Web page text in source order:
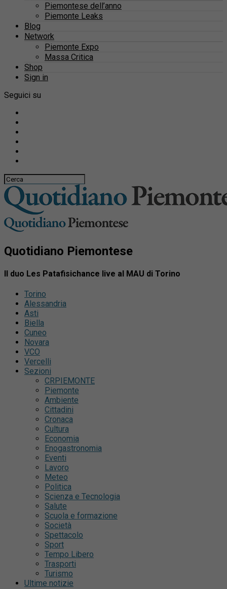
Piemontese dell’anno
Piemonte Leaks
Blog
Network
Piemonte Expo
Massa Critica
Shop
Sign in
Seguici su
Quotidiano Piemontese
Il duo Les Patafisichance live al MAU di Torino
Torino
Alessandria
Asti
Biella
Cuneo
Novara
VCO
Vercelli
Sezioni
CRPIEMONTE
Piemonte
Ambiente
Cittadini
Cronaca
Cultura
Economia
Enogastronomia
Eventi
Lavoro
Meteo
Politica
Scienza e Tecnologia
Salute
Scuola e formazione
Società
Spettacolo
Sport
Tempo Libero
Trasporti
Turismo
Ultime notizie